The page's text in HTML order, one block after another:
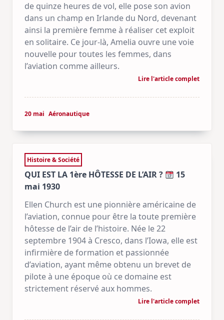
de quinze heures de vol, elle pose son avion
dans un champ en Irlande du Nord, devenant
ainsi la première femme à réaliser cet exploit
en solitaire. Ce jour-là, Amelia ouvre une voie
nouvelle pour toutes les femmes, dans
l’aviation comme ailleurs.
Lire l'article complet
20 mai Aéronautique
Histoire & Société
QUI EST LA 1ère HÔTESSE DE L’AIR ?
15
mai 1930
Ellen Church est une pionnière américaine de
l’aviation, connue pour être la toute première
hôtesse de l’air de l’histoire. Née le 22
septembre 1904 à Cresco, dans l’Iowa, elle est
infirmière de formation et passionnée
d’aviation, ayant même obtenu un brevet de
pilote à une époque où ce domaine est
strictement réservé aux hommes.
Lire l'article complet